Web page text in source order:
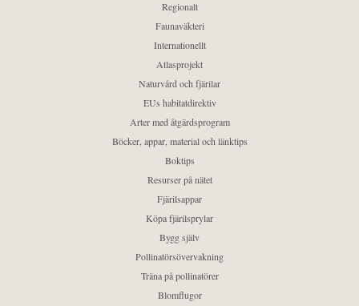
Regionalt
Faunaväkteri
Internationellt
Atlasprojekt
Naturvård och fjärilar
EUs habitatdirektiv
Arter med åtgärdsprogram
Böcker, appar, material och länktips
Boktips
Resurser på nätet
Fjärilsappar
Köpa fjärilsprylar
Bygg själv
Pollinatörsövervakning
Träna på pollinatörer
Blomflugor